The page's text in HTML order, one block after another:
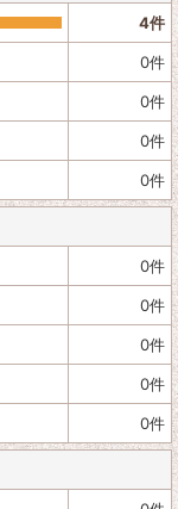
4件
0件
0件
0件
0件
0件
0件
0件
0件
0件